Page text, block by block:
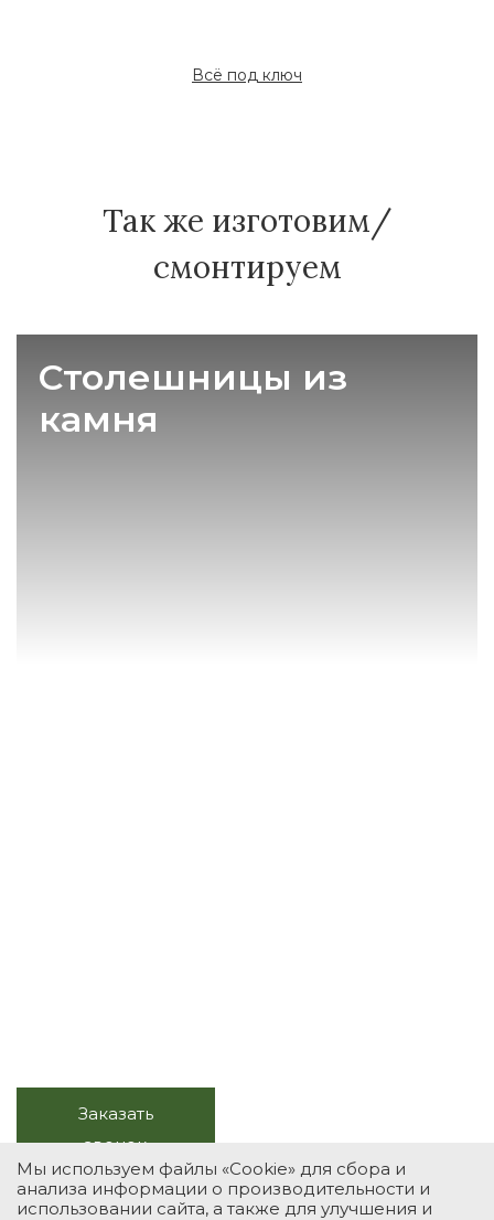
Всё под ключ
Так же изготовим/
смонтируем
Столешницы из
камня
Заказать
звонок
Мы используем файлы «Cookie» для сбора и
анализа информации о производительности и
использовании сайта, а также для улучшения и